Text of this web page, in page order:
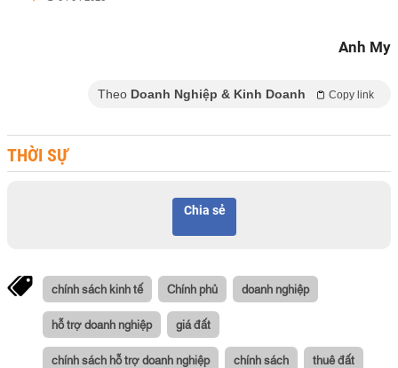
Anh My
Theo Doanh Nghiệp & Kinh Doanh Copy link
THỜI SỰ
Chia sẻ
chính sách kinh tế Chính phủ doanh nghiệp
hỗ trợ doanh nghiệp giá đất
chính sách hỗ trợ doanh nghiệp chính sách thuê đất